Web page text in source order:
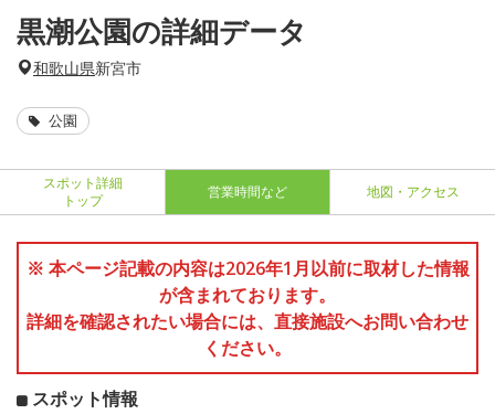
黒潮公園の詳細データ
和歌山県新宮市
公園
スポット詳細
トップ
営業時間など 地図・アクセス
※ 本ページ記載の内容は2026年1月以前に取材した情報
が含まれております。
詳細を確認されたい場合には、直接施設へお問い合わせ
ください。
スポット情報